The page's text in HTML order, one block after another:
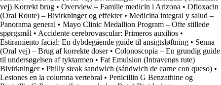
vej) Korrekt brug • Overview – Familie medicin i Arizona • Ofloxacin
(Oral Route) – Bivirkninger og effekter• Medicina integral y salud –
Panorama general • Mayo Clinic Medallion Program – Ofte stillede
spørgsmål • Accidente cerebrovascular: Primeros auxilios •
Estiramiento facial: En dybdegående guide til ansigtsløftning • Senna
(Oral vej) – Brug af korrekte doser• Colonoscopia – En grundig guide
til undersøgelsen af tyktarmen • Fat Emulsion (Intravenøs rute)
Bivirkninger • Philly steak sandwich (sándwich de carne con queso) •
Lesiones en la columna vertebral • Penicillin G Benzathine og